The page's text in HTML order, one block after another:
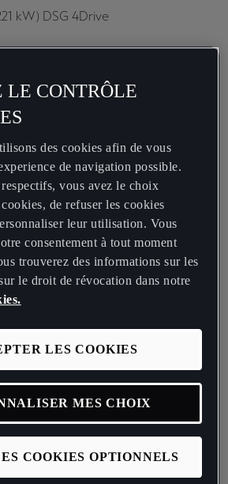
kW) DSG 4Drive
LE CONTRÔLE
des cookies afin de vous
de navigation possible.
vous avez le choix
de refuser les cookies
leur utilisation. Vous
consentement à tout moment
trouverez des informations sur les
le droit de révocation dans notre
COOKIES OPTIONNELS
LES COOKIES
MES CHOIX